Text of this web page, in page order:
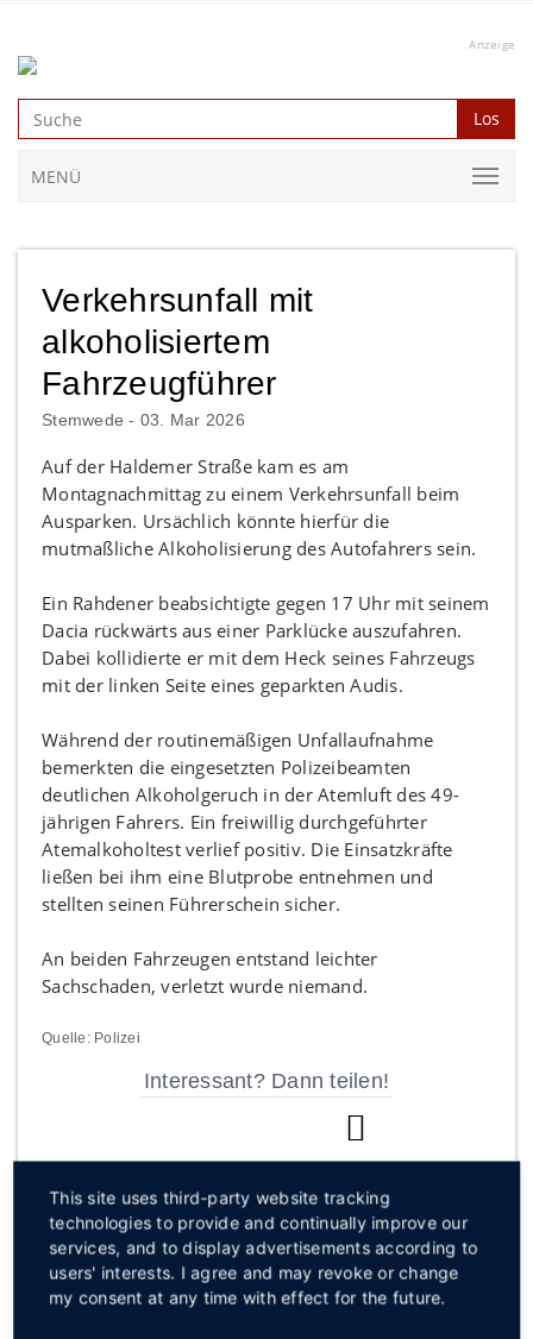
Anzeige
Los
MENÜ
Verkehrsunfall mit
alkoholisiertem
Fahrzeugführer
Stemwede - 03. Mar 2026
Auf der Haldemer Straße kam es am
Montagnachmittag zu einem Verkehrsunfall beim
Ausparken. Ursächlich könnte hierfür die
mutmaßliche Alkoholisierung des Autofahrers sein.
Ein Rahdener beabsichtigte gegen 17 Uhr mit seinem
Dacia rückwärts aus einer Parklücke auszufahren.
Dabei kollidierte er mit dem Heck seines Fahrzeugs
mit der linken Seite eines geparkten Audis.
Während der routinemäßigen Unfallaufnahme
bemerkten die eingesetzten Polizeibeamten
deutlichen Alkoholgeruch in der Atemluft des 49-
jährigen Fahrers. Ein freiwillig durchgeführter
Atemalkoholtest verlief positiv. Die Einsatzkräfte
ließen bei ihm eine Blutprobe entnehmen und
stellten seinen Führerschein sicher.
An beiden Fahrzeugen entstand leichter
Sachschaden, verletzt wurde niemand.
Quelle: Polizei
Interessant? Dann teilen!
Zurück zum Archiv
Kurznachrichten
This site uses third-party website tracking
technologies to provide and continually improve our
services, and to display advertisements according to
users' interests. I agree and may revoke or change
my consent at any time with effect for the future.